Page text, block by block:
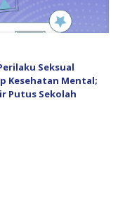
Seksual
Kesehatan Mental;
Putus Sekolah